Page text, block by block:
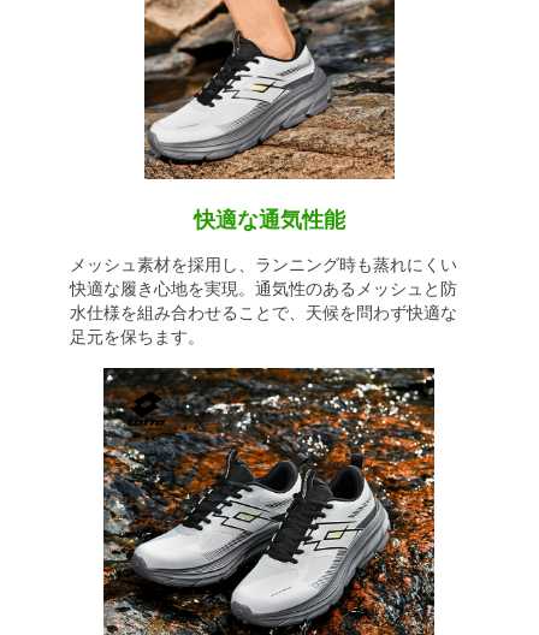
快適な通気性能
メッシュ素材を採用し、ランニング時も蒸れにくい
快適な履き心地を実現。通気性のあるメッシュと防
水仕様を組み合わせることで、天候を問わず快適な
足元を保ちます。